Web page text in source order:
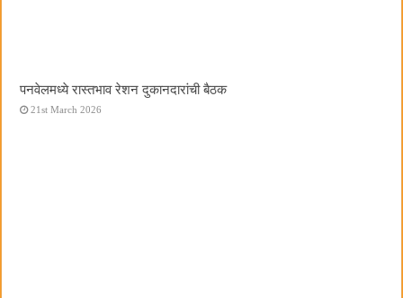
पनवेलमध्ये रास्तभाव रेशन दुकानदारांची बैठक
21st March 2026